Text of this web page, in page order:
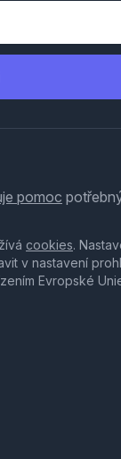
pomoc
cookies.
v nastavení
Evropské